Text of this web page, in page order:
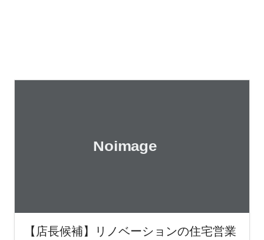
【店長候補】リノベーションの住宅営業